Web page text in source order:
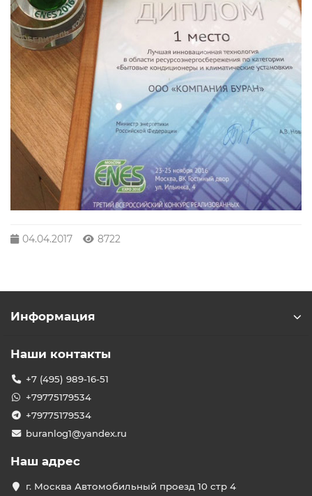
04.04.2017 8722
Информация
Наши контакты
+7 (495) 989-16-51
+79775179534
+79775179534
buranlog1@yandex.ru
Наш адрес
г. Москва Автомобильный проезд 10 стр 4